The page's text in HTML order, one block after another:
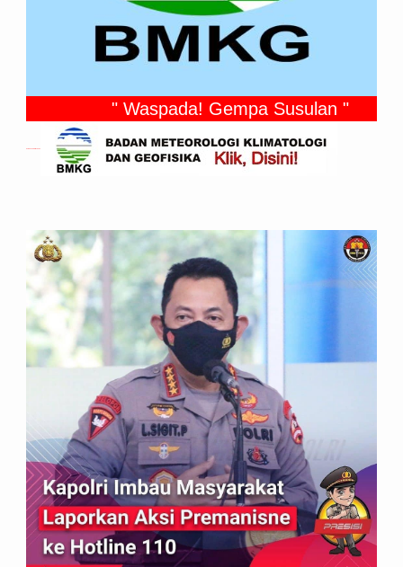
" Waspada! Gempa Susulan "